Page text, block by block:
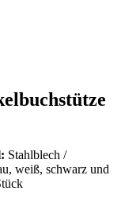
Stahlblech /
weiß, schwarz und